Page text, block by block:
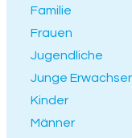
Familie
Frauen
Jugendliche
Junge
Kinder
Männer